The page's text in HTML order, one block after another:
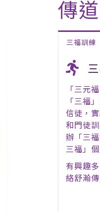
傳
三福訓練
「三元
「三福
信徒，
和門徒
辦「三
三福」
有興趣
絡舒瀚